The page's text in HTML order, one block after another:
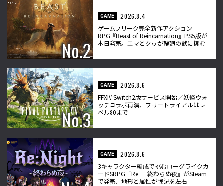
GAME
2026.8.4
ゲームフリーク完全新作アクション
RPG『Beast of Reincarnation』PS5版が
本日発売。エマとクゥが輪廻の獣に挑む
GAME
2026.8.6
FFXIV Switch2版サービス開始／妖怪ウォ
ッチコラボ再演、フリートライアルはレ
ベル80まで
GAME
2026.8.6
3キャラクター編成で挑むローグライクカ
ードSRPG『Re ― 終わらぬ夜』がSteam
で発売、地形と属性が戦況を左右